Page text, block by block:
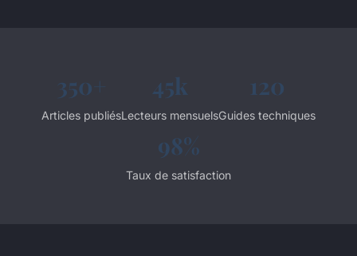
350+
Articles publiés
45k
Lecteurs mensuels
120
Guides techniques
98%
Taux de satisfaction